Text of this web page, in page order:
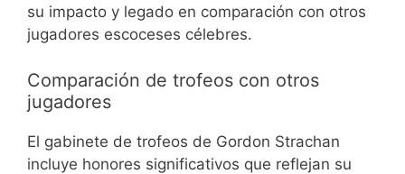
su impacto y legado en comparación con otros
jugadores escoceses célebres.
Comparación de trofeos con otros
jugadores
El gabinete de trofeos de Gordon Strachan
incluye honores significativos que reflejan su